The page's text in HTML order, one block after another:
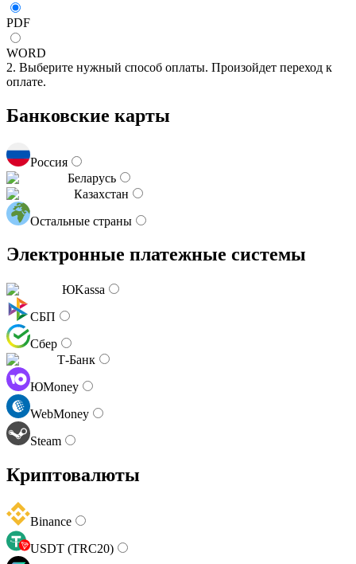
PDF
WORD
2. Выберите нужный способ оплаты. Произойдет переход к
оплате.
Банковские карты
Россия
Беларусь
Казахстан
Остальные страны
Электронные платежные системы
ЮKassa
СБП
Сбер
Т-Банк
ЮMoney
WebMoney
Steam
Криптовалюты
Binance
USDT (TRC20)